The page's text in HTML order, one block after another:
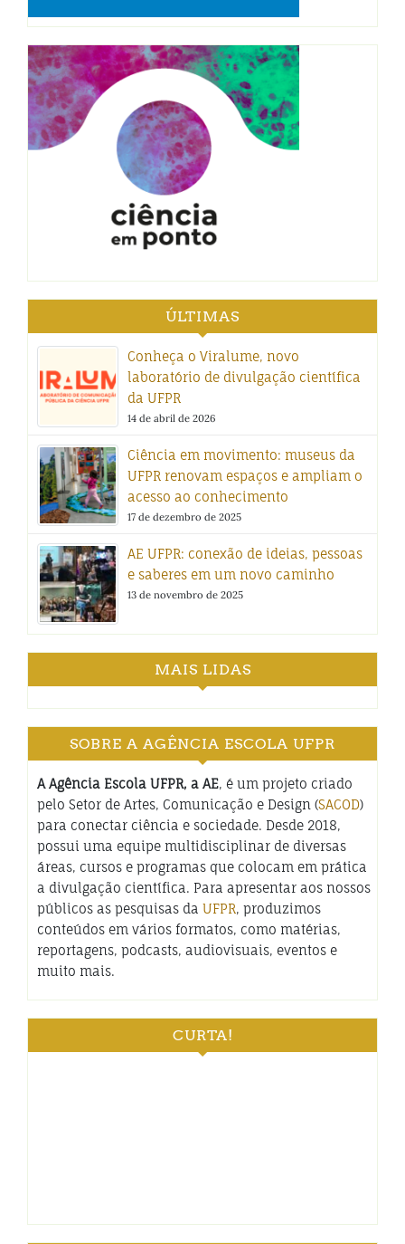
ÚLTIMAS
Conheça o Viralume, novo
laboratório de divulgação científica
da UFPR
14 de abril de 2026
Ciência em movimento: museus da
UFPR renovam espaços e ampliam o
acesso ao conhecimento
17 de dezembro de 2025
AE UFPR: conexão de ideias, pessoas
e saberes em um novo caminho
13 de novembro de 2025
MAIS LIDAS
SOBRE A AGÊNCIA ESCOLA UFPR
A Agência Escola UFPR, a AE, é um projeto criado
pelo Setor de Artes, Comunicação e Design (SACOD)
para conectar ciência e sociedade. Desde 2018,
possui uma equipe multidisciplinar de diversas
áreas, cursos e programas que colocam em prática
a divulgação científica. Para apresentar aos nossos
públicos as pesquisas da UFPR, produzimos
conteúdos em vários formatos, como matérias,
reportagens, podcasts, audiovisuais, eventos e
muito mais.
CURTA!